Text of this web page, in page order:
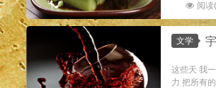
阅
文学
这些天 我
力 把所有